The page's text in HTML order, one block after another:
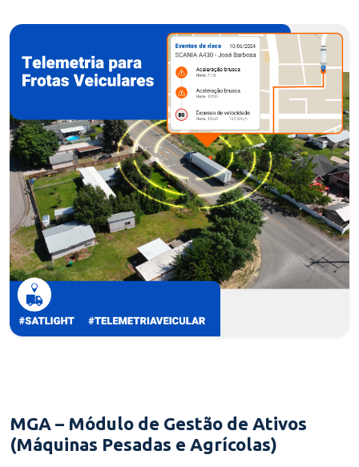
MGA – Módulo de Gestão de Ativos
(Máquinas Pesadas e Agrícolas)